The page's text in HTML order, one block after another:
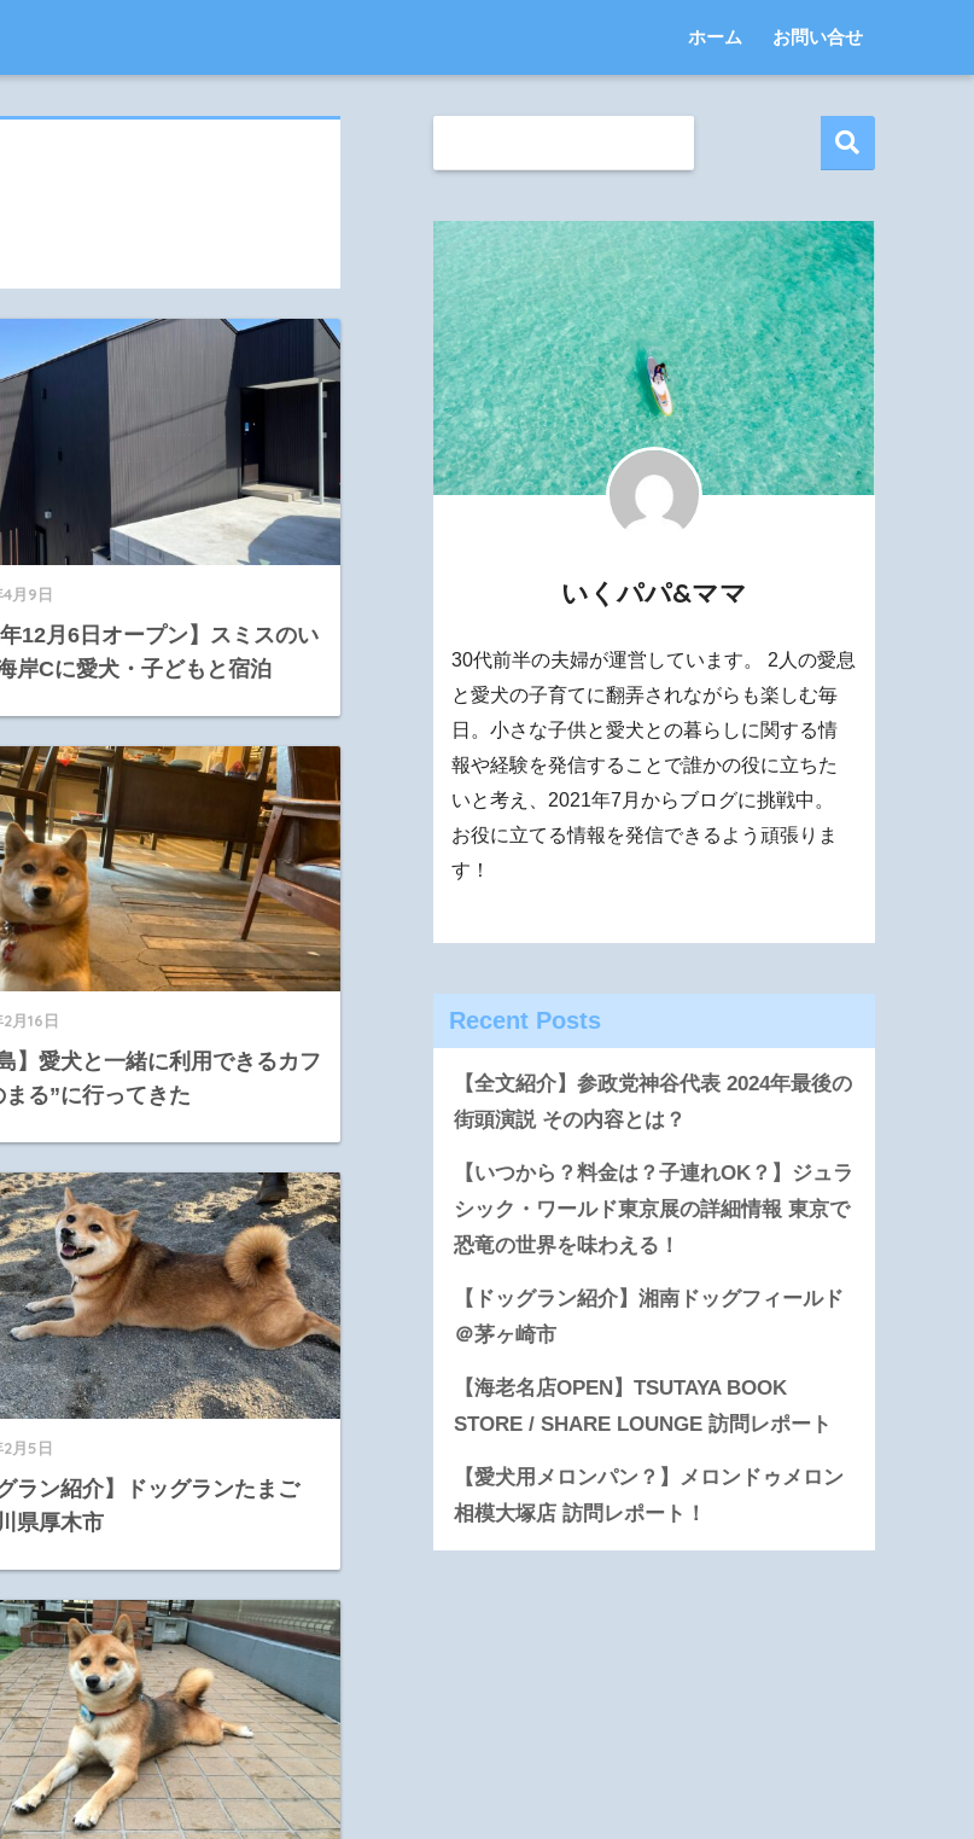
ホーム お問い合せ
月9日
年12月6日オープン】スミスのい
岸Cに愛犬・子どもと宿泊
月16日
島】愛犬と一緒に利用できるカフ
まる”に行ってきた
月5日
グラン紹介】ドッグランたまご
県厚木市
いくパパ&ママ
30代前半の夫婦が運営しています。 2人の愛息
と愛犬の子育てに翻弄されながらも楽しむ毎
日。小さな子供と愛犬との暮らしに関する情
報や経験を発信することで誰かの役に立ちた
いと考え、2021年7月からブログに挑戦中。
お役に立てる情報を発信できるよう頑張りま
す！
Recent Posts
【全文紹介】参政党神谷代表 2024年最後の
街頭演説 その内容とは？
【いつから？料金は？子連れOK？】ジュラ
シック・ワールド東京展の詳細情報 東京で
恐竜の世界を味わえる！
【ドッグラン紹介】湘南ドッグフィールド
＠茅ヶ崎市
【海老名店OPEN】TSUTAYA BOOK
STORE / SHARE LOUNGE 訪問レポート
【愛犬用メロンパン？】メロンドゥメロン
相模大塚店 訪問レポート！